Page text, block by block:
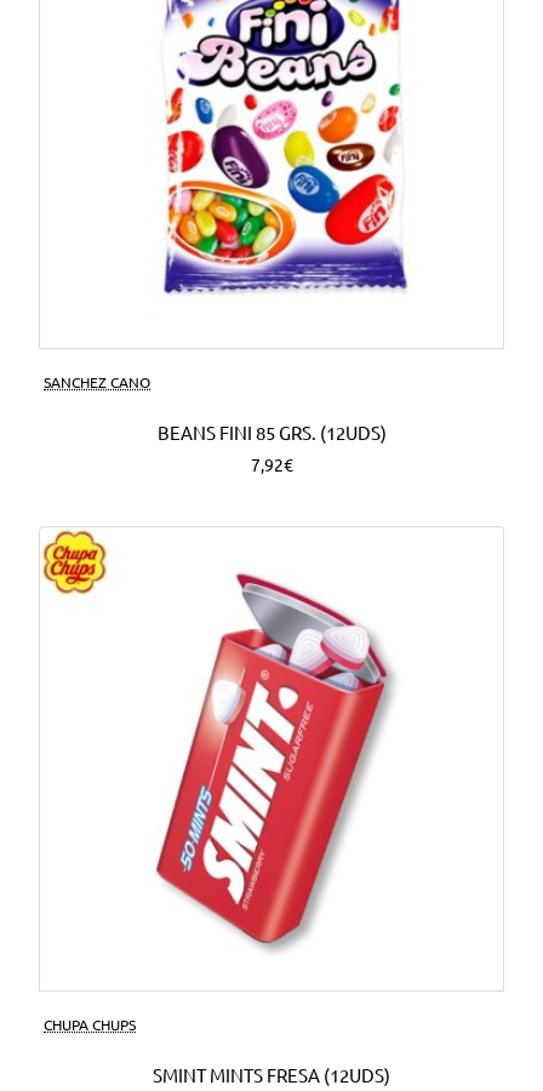
SANCHEZ CANO
BEANS FINI 85 GRS. (12UDS)
7,92€
CHUPA CHUPS
SMINT MINTS FRESA (12UDS)